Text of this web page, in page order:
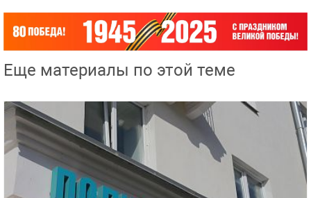
Еще материалы по этой теме